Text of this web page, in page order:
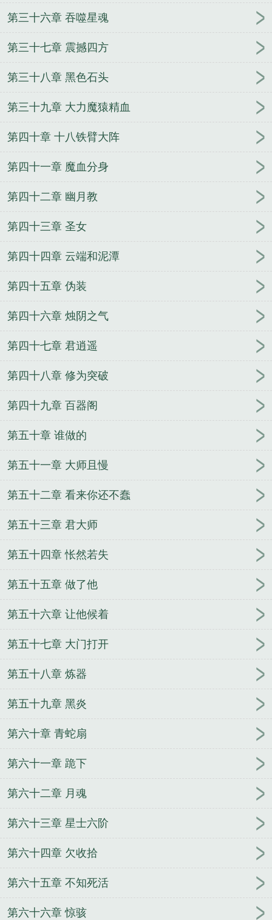
第三十六章 吞噬星魂
第三十七章 震撼四方
第三十八章 黑色石头
第三十九章 大力魔猿精血
第四十章 十八铁臂大阵
第四十一章 魔血分身
第四十二章 幽月教
第四十三章 圣女
第四十四章 云端和泥潭
第四十五章 伪装
第四十六章 烛阴之气
第四十七章 君逍遥
第四十八章 修为突破
第四十九章 百器阁
第五十章 谁做的
第五十一章 大师且慢
第五十二章 看来你还不蠢
第五十三章 君大师
第五十四章 怅然若失
第五十五章 做了他
第五十六章 让他候着
第五十七章 大门打开
第五十八章 炼器
第五十九章 黑炎
第六十章 青蛇扇
第六十一章 跪下
第六十二章 月魂
第六十三章 星士六阶
第六十四章 欠收拾
第六十五章 不知死活
第六十六章 惊骇